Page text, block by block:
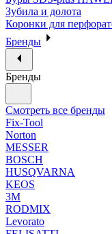
Зубила и долота
Коронки для
Бренды
Бренды
Смотреть все бренды
Fix-Tool
Norton
MESSER
BOSCH
HUSQVARNA
KEOS
3М
RODMIX
Levorato